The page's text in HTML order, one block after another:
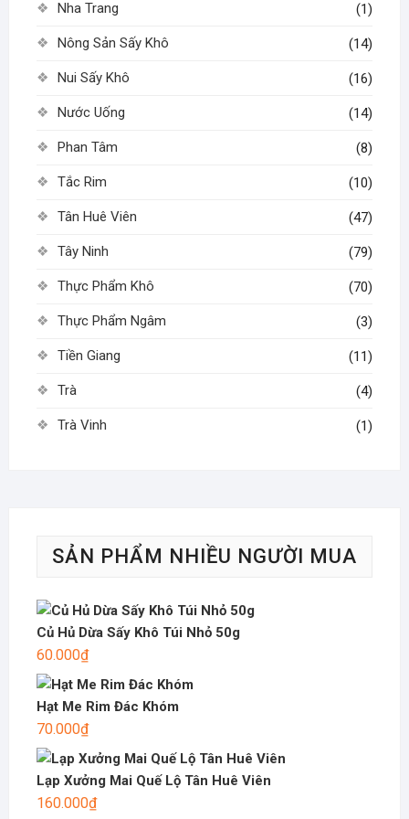
Nha Trang (1)
Nông Sản Sấy Khô (14)
Nui Sấy Khô (16)
Nước Uống (14)
Phan Tâm (8)
Tắc Rim (10)
Tân Huê Viên (47)
Tây Ninh (79)
Thực Phẩm Khô (70)
Thực Phẩm Ngâm (3)
Tiền Giang (11)
Trà (4)
Trà Vinh (1)
SẢN PHẨM NHIỀU NGƯỜI MUA
Củ Hủ Dừa Sấy Khô Túi Nhỏ 50g
60.000₫
Hạt Me Rim Đác Khóm
70.000₫
Lạp Xưởng Mai Quế Lộ Tân Huê Viên
160.000₫